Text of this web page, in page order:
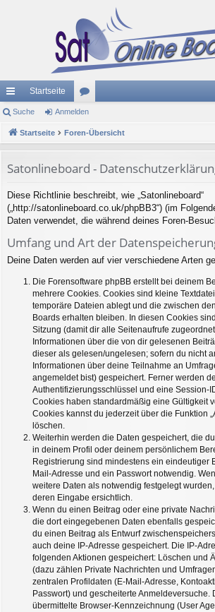
ch
ne
ug
riff
Startseite
or
en
Suche Anmelden
Startseite Foren-Übersicht
Satonlineboard -
Diese Richtlinie beschreibt, wie „Satonlineboard“
(„http://satonlineboard.co.uk/phpBB3“) (im
Daten verwendet, die während deines Foren-
Umfang und Art der
Deine Daten werden auf vier verschiedene Arten
Die Forensoftware phpBB erstellt bei deinem
mehrere Cookies. Cookies sind kleine
temporäre Dateien ablegt und die zwischen
Boards erhalten bleiben. In diesen Cookies
Sitzung (damit dir alle Seitenaufrufe
Informationen über die von dir gelesenen
dieser als gelesen/ungelesen; sofern du nicht
Informationen über deine Teilnahme an
angemeldet bist) gespeichert. Ferner werden
Authentifizierungsschlüssel und eine Session-
Cookies haben standardmäßig eine Gültigkeit
Cookies kannst du jederzeit über die Funktion
löschen.
Weiterhin werden die Daten gespeichert, die
in deinem Profil oder deinem persönlichem
Registrierung sind mindestens ein eindeutiger
Mail-Adresse und ein Passwort notwendig.
weitere Daten als notwendig festgelegt
deren Eingabe ersichtlich.
Wenn du einen Beitrag oder eine private
die dort eingegebenen Daten ebenfalls
du einen Beitrag als Entwurf
auch deine IP-Adresse gespeichert. Die IP-
folgenden Aktionen gespeichert: Löschen und
(dazu zählen Private Nachrichten und
zentralen Profildaten (E-Mail-Adresse,
Passwort) und gescheiterte Anmeldeversuche.
übermittelte Browser-Kennzeichnung (User